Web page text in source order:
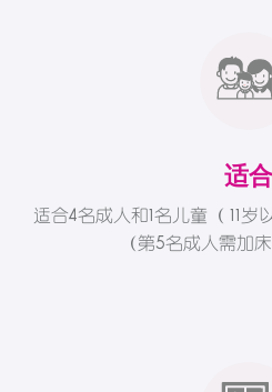
适合
适合4名成人和1名儿童（ 11
（第5名成人需加